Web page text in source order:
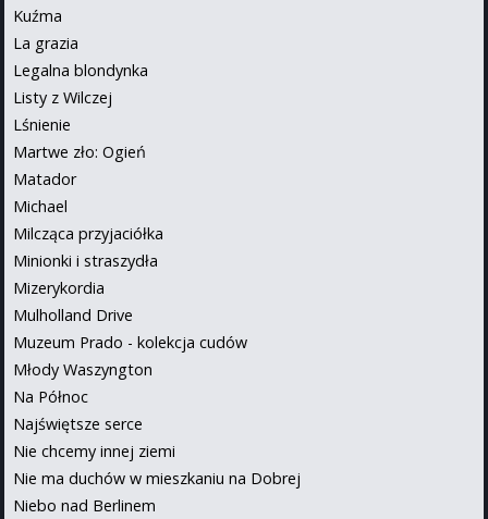
Kuźma
La grazia
Legalna blondynka
Listy z Wilczej
Lśnienie
Martwe zło: Ogień
Matador
Michael
Milcząca przyjaciółka
Minionki i straszydła
Mizerykordia
Mulholland Drive
Muzeum Prado - kolekcja cudów
Młody Waszyngton
Na Północ
Najświętsze serce
Nie chcemy innej ziemi
Nie ma duchów w mieszkaniu na Dobrej
Niebo nad Berlinem